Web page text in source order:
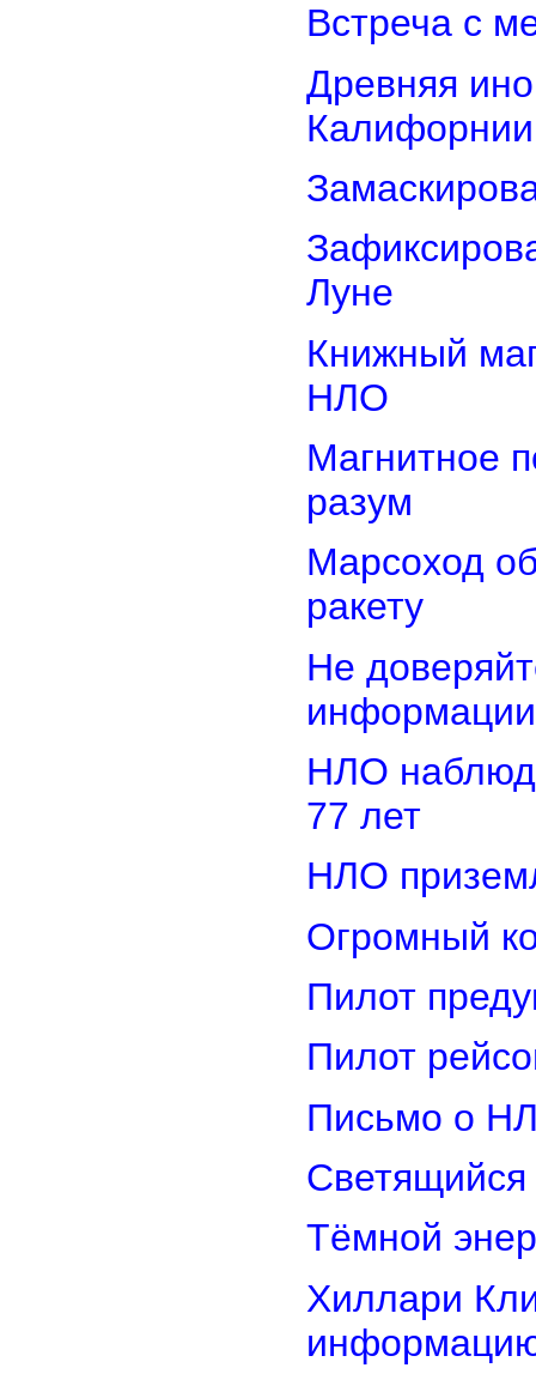
Встреча с
Древняя
Калифорнии
Луне
Книжный
НЛО
Магнитное
разум
Марсоход
ракету
Не
информации
НЛО
77 лет
НЛО
Огромный
Пилот
Пилот
Письмо о
Светящийся
Тёмной
Хиллари